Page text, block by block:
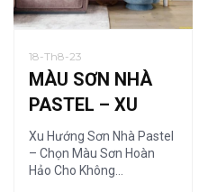
18-Th8-23
MÀU SƠN NHÀ
PASTEL – XU
HƯỚNG SƠN NHÀ
HIỆN ĐẠI
Xu Hướng Sơn Nhà Pastel
– Chọn Màu Sơn Hoàn
Hảo Cho Không…